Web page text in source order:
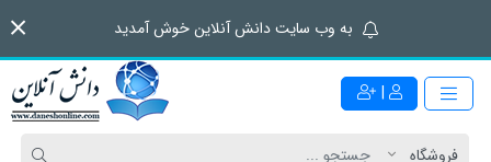
به وب سایت دانش آنلاین خوش آمدید
|